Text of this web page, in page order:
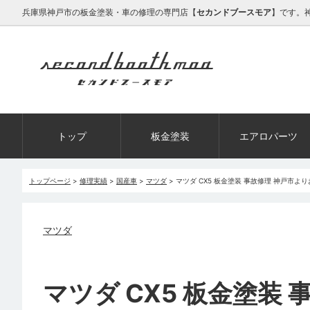
兵庫県神戸市の板金塗装・車の修理の専門店【セカンドブースモア】です。
トップ 板金塗装 エアロパーツ
トップページ > 修理実績 > 国産車 > マツダ > マツダ CX5 板金塗装 事故修理 神戸市よ
マツダ
マツダ CX5 板金塗装